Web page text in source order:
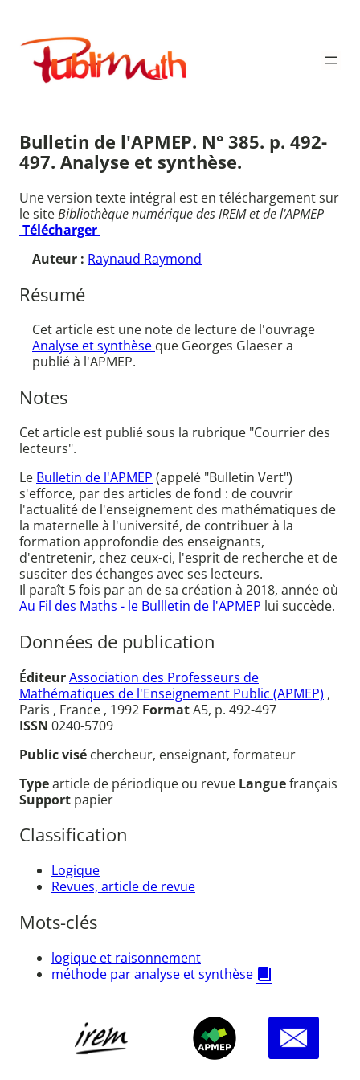
contenu
Publimath
Bulletin de l'APMEP. N° 385. p. 492-
497. Analyse et synthèse.
Une version texte intégral est en téléchargement sur
le siteBibliothèque numérique des IREM et de l'APMEP
Télécharger
Auteur : Raynaud Raymond
Résumé
Cet article est une note de lecture de l'ouvrage
Analyse et synthèse que Georges Glaeser a
publié à l'APMEP.
Notes
Cet article est publié sous la rubrique "Courrier des
lecteurs".
Le Bulletin de l'APMEP (appelé "Bulletin Vert")
s'efforce, par des articles de fond : de couvrir
l'actualité de l'enseignement des mathématiques de
la maternelle à l'université, de contribuer à la
formation approfondie des enseignants,
d'entretenir, chez ceux-ci, l'esprit de recherche et de
susciter des échanges avec ses lecteurs.
Il paraît 5 fois par an de sa création à 2018, année où
Au Fil des Maths - le Bullletin de l'APMEP lui succède.
Données de publication
ÉditeurAssociation des Professeurs de
Mathématiques de l'Enseignement Public (APMEP) ,
Paris , France , 1992 FormatA5, p. 492-497
ISSN 0240-5709
Public visé chercheur, enseignant, formateur
Typearticle de périodique ou revue Languefrançais
Support papier
Classification
Logique
Revues, article de revue
Mots-clés
logique et raisonnement
méthode par analyse et synthèse